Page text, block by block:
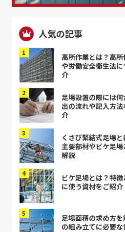
人気の記事
高所作業とは？高
や労働安全衛生法
介
足場設置の際には
出の流れや記入方
介
くさび緊結式足場
主要部材やビケ足場
解説
ビケ足場とは？特
に使う資材をご紹介
足場面積の求め方
の組み立てに必要